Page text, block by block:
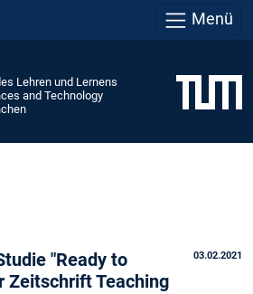
Menü
Lehren und Lernens
and Technology
03.02.2021
"Ready to
Zeitschrift Teaching